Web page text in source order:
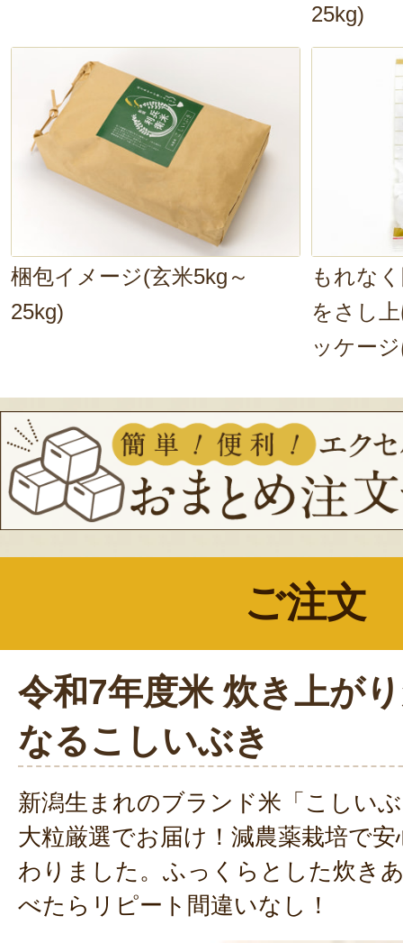
25kg)
梱包イメージ(玄米5kg～
25kg)
もれな
をさし
ッケー
ご注文
令和7年度米 炊き上が
なるこしいぶき
新潟生まれのブランド米「こしい
大粒厳選でお届け！減農薬栽培で
わりました。ふっくらとした炊き
べたらリピート間違いなし！